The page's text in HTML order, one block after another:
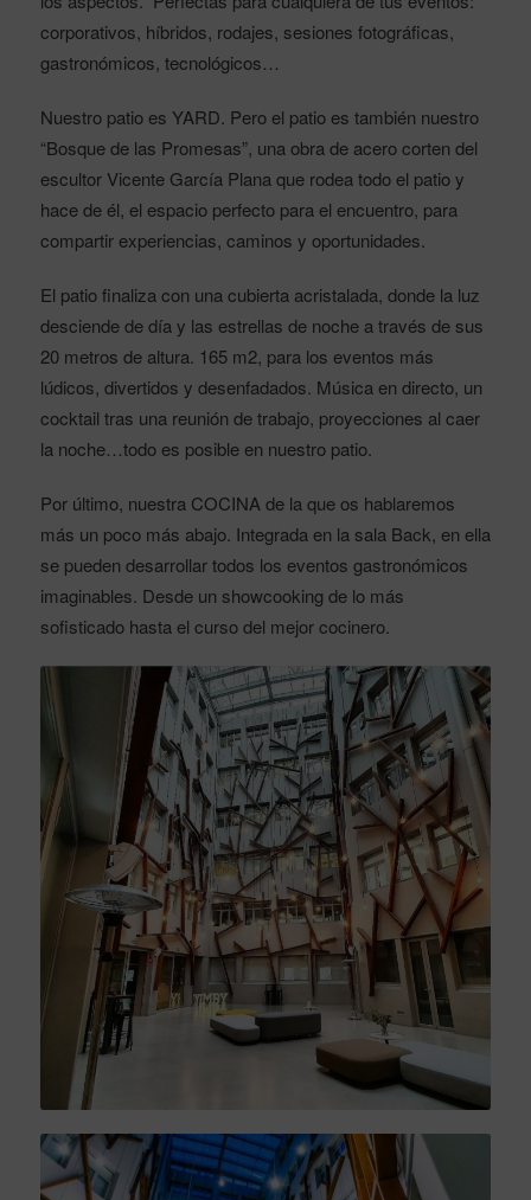
corporativos, híbridos, rodajes, sesiones fotográficas,
gastronómicos, tecnológicos…
Nuestro patio es YARD. Pero el patio es también nuestro
“Bosque de las Promesas”, una obra de acero corten del
escultor Vicente García Plana que rodea todo el patio y
hace de él, el espacio perfecto para el encuentro, para
compartir experiencias, caminos y oportunidades.
El patio finaliza con una cubierta acristalada, donde la luz
desciende de día y las estrellas de noche a través de sus
20 metros de altura. 165 m2, para los eventos más
lúdicos, divertidos y desenfadados. Música en directo, un
cocktail tras una reunión de trabajo, proyecciones al caer
la noche…todo es posible en nuestro patio.
Por último, nuestra COCINA de la que os hablaremos
más un poco más abajo. Integrada en la sala Back, en ella
se pueden desarrollar todos los eventos gastronómicos
imaginables. Desde un showcooking de lo más
sofisticado hasta el curso del mejor cocinero.